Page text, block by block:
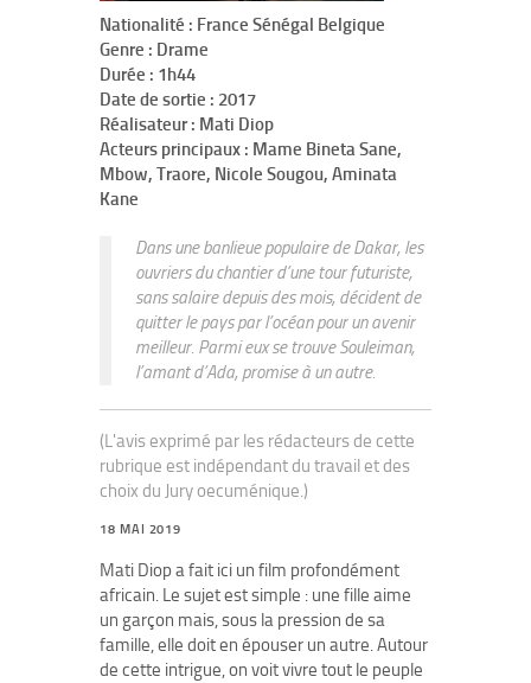
Nationalité : France Sénégal Belgique
Genre : Drame
Durée : 1h44
Date de sortie : 2017
Réalisateur : Mati Diop
Acteurs principaux : Mame Bineta Sane,
Mbow, Traore, Nicole Sougou, Aminata
Kane
Dans une banlieue populaire de Dakar, les
ouvriers du chantier d’une tour futuriste,
sans salaire depuis des mois, décident de
quitter le pays par l’océan pour un avenir
meilleur. Parmi eux se trouve Souleiman,
l’amant d’Ada, promise à un autre.
(L'avis exprimé par les rédacteurs de cette
rubrique est indépendant du travail et des
choix du Jury oecuménique.)
18 MAI 2019
Mati Diop a fait ici un film profondément
africain. Le sujet est simple : une fille aime
un garçon mais, sous la pression de sa
famille, elle doit en épouser un autre. Autour
de cette intrigue, on voit vivre tout le peuple